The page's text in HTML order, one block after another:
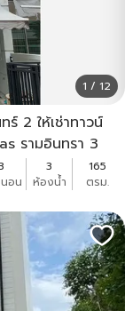
1 / 12
ร์ 2 ให้เช่าทาวน์
รามอินทรา 3
อน
3
ห้องน้ำ
165
ตรม.